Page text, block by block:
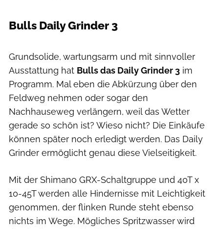
Bulls Daily Grinder 3
Grundsolide, wartungsarm und mit sinnvoller
Ausstattung hat Bulls das Daily Grinder 3 im
Programm. Mal eben die Abkürzung über den
Feldweg nehmen oder sogar den
Nachhauseweg verlängern, weil das Wetter
gerade so schön ist? Wieso nicht? Die Einkäufe
können später noch erledigt werden. Das Daily
Grinder ermöglicht genau diese Vielseitigkeit.
Mit der Shimano GRX-Schaltgruppe und 40T x
10-45T werden alle Hindernisse mit Leichtigkeit
genommen, der flinken Runde steht ebenso
nichts im Wege. Mögliches Spritzwasser wird